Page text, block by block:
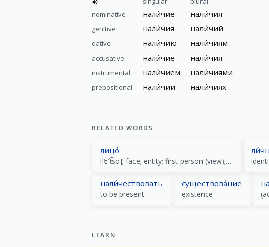
nominative
нали́чие нали́чия
genitive нали́чия нали́чий
dative нали́чию нали́чиям
accusative нали́чие нали́чия
instrumental нали́чием нали́чиями
prepositional нали́чии нали́чиях
RELATED WORDS
лицо́
[lʲɪˈt͡so]; face; entity; first-person (view); person
нали́чествовать
to be present
существова́ние
existence
LEARN